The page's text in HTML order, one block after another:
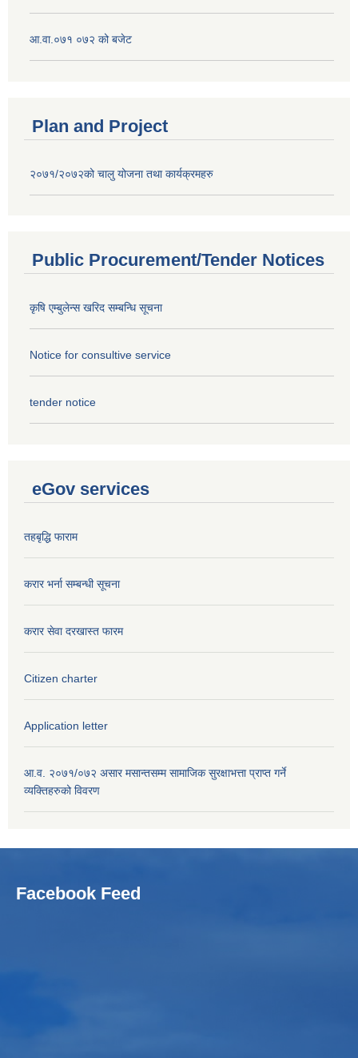
आ.वा.०७१ ०७२ को बजेट
Plan and Project
२०७१/२०७२को चालु योजना तथा कार्यक्रमहरु
Public Procurement/Tender Notices
कृषि एम्बुलेन्स खरिद सम्बन्धि सूचना
Notice for consultive service
tender notice
eGov services
तहबृद्धि फाराम
करार भर्ना सम्बन्धी सूचना
करार सेवा दरखास्त फारम
Citizen charter
Application letter
आ.व. २०७१/०७२ असार मसान्तसम्म सामाजिक सुरक्षाभत्ता प्राप्त गर्ने
व्यक्तिहरुको विवरण
Facebook Feed